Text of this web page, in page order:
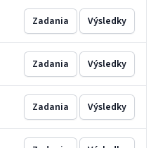
Zadania Výsledky
Zadania Výsledky
Zadania Výsledky